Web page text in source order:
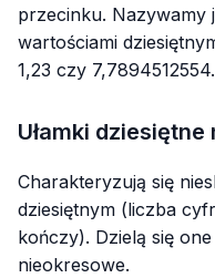
przecinku. Nazywamy
wartościami
1,23 czy 7,7894512554.
Ułamki
Charakteryzują się
dziesiętnym (liczba
kończy). Dzielą się
nieokresowe.